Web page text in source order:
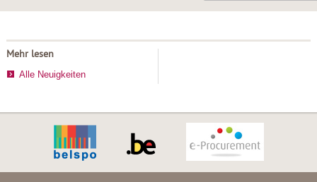
Mehr lesen
Alle Neuigkeiten